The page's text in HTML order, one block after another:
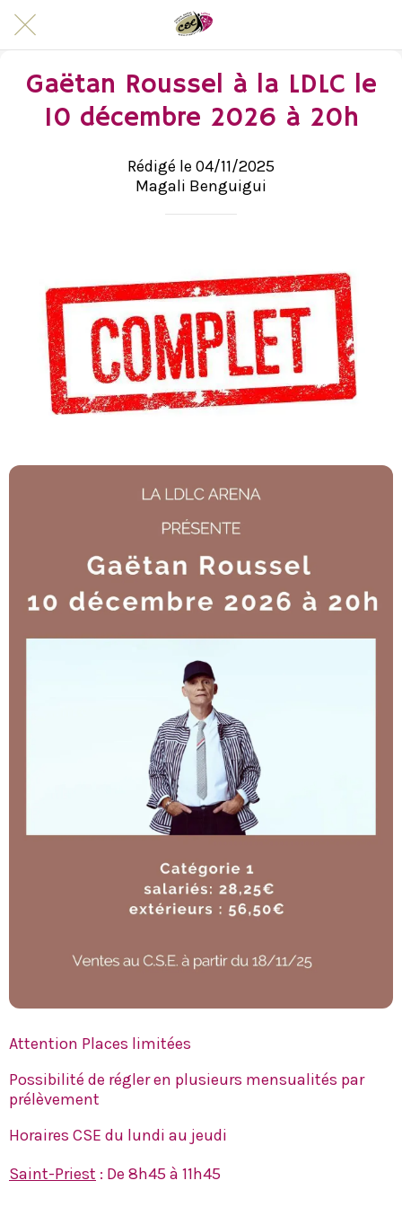
Gaëtan Roussel à la LDLC le
10 décembre 2026 à 20h
Rédigé le 04/11/2025
Magali Benguigui
Attention Places limitées
Possibilité de régler en plusieurs mensualités par
prélèvement
Horaires CSE du lundi au jeudi
Saint-Priest : De 8h45 à 11h45